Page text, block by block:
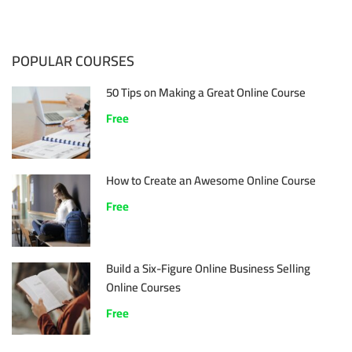
POPULAR COURSES
50 Tips on Making a Great Online Course
Free
How to Create an Awesome Online Course
Free
Build a Six-Figure Online Business Selling
Online Courses
Free